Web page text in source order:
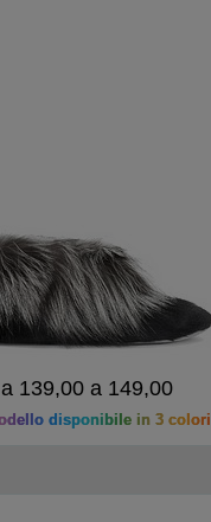
139,00 a 149,00
disponibile in 3 colori